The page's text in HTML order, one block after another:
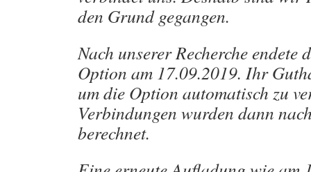
den Grund gegangen.
Nach unserer Recherche endete
Option am 17.09.2019. Ihr
um die Option automatisch zu
Verbindungen wurden dann
berechnet.